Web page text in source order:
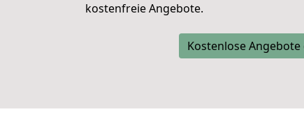
kostenfreie Angebote.
Kostenlose